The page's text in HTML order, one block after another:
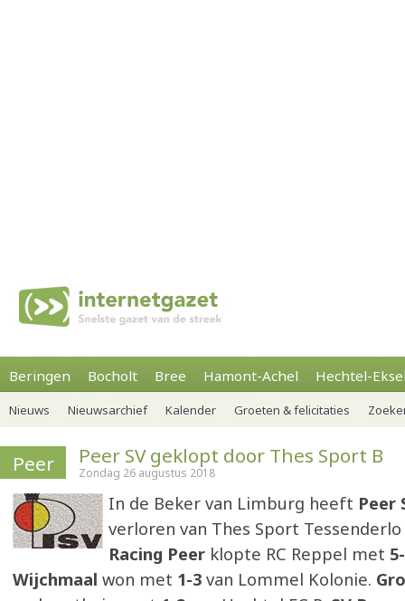
Beringen Bocholt Bree Hamont-Achel Hechtel-
Nieuws Nieuwsarchief Kalender Groeten & felicitaties
Peer Peer SV geklopt door Thes Sport B
Zondag 26 augustus 2018
In de Beker van Limburg heeft Peer
verloren van Thes Sport
Racing Peer klopte RC Reppel met
Wijchmaal won met 1-3 van Lommel Kolonie.